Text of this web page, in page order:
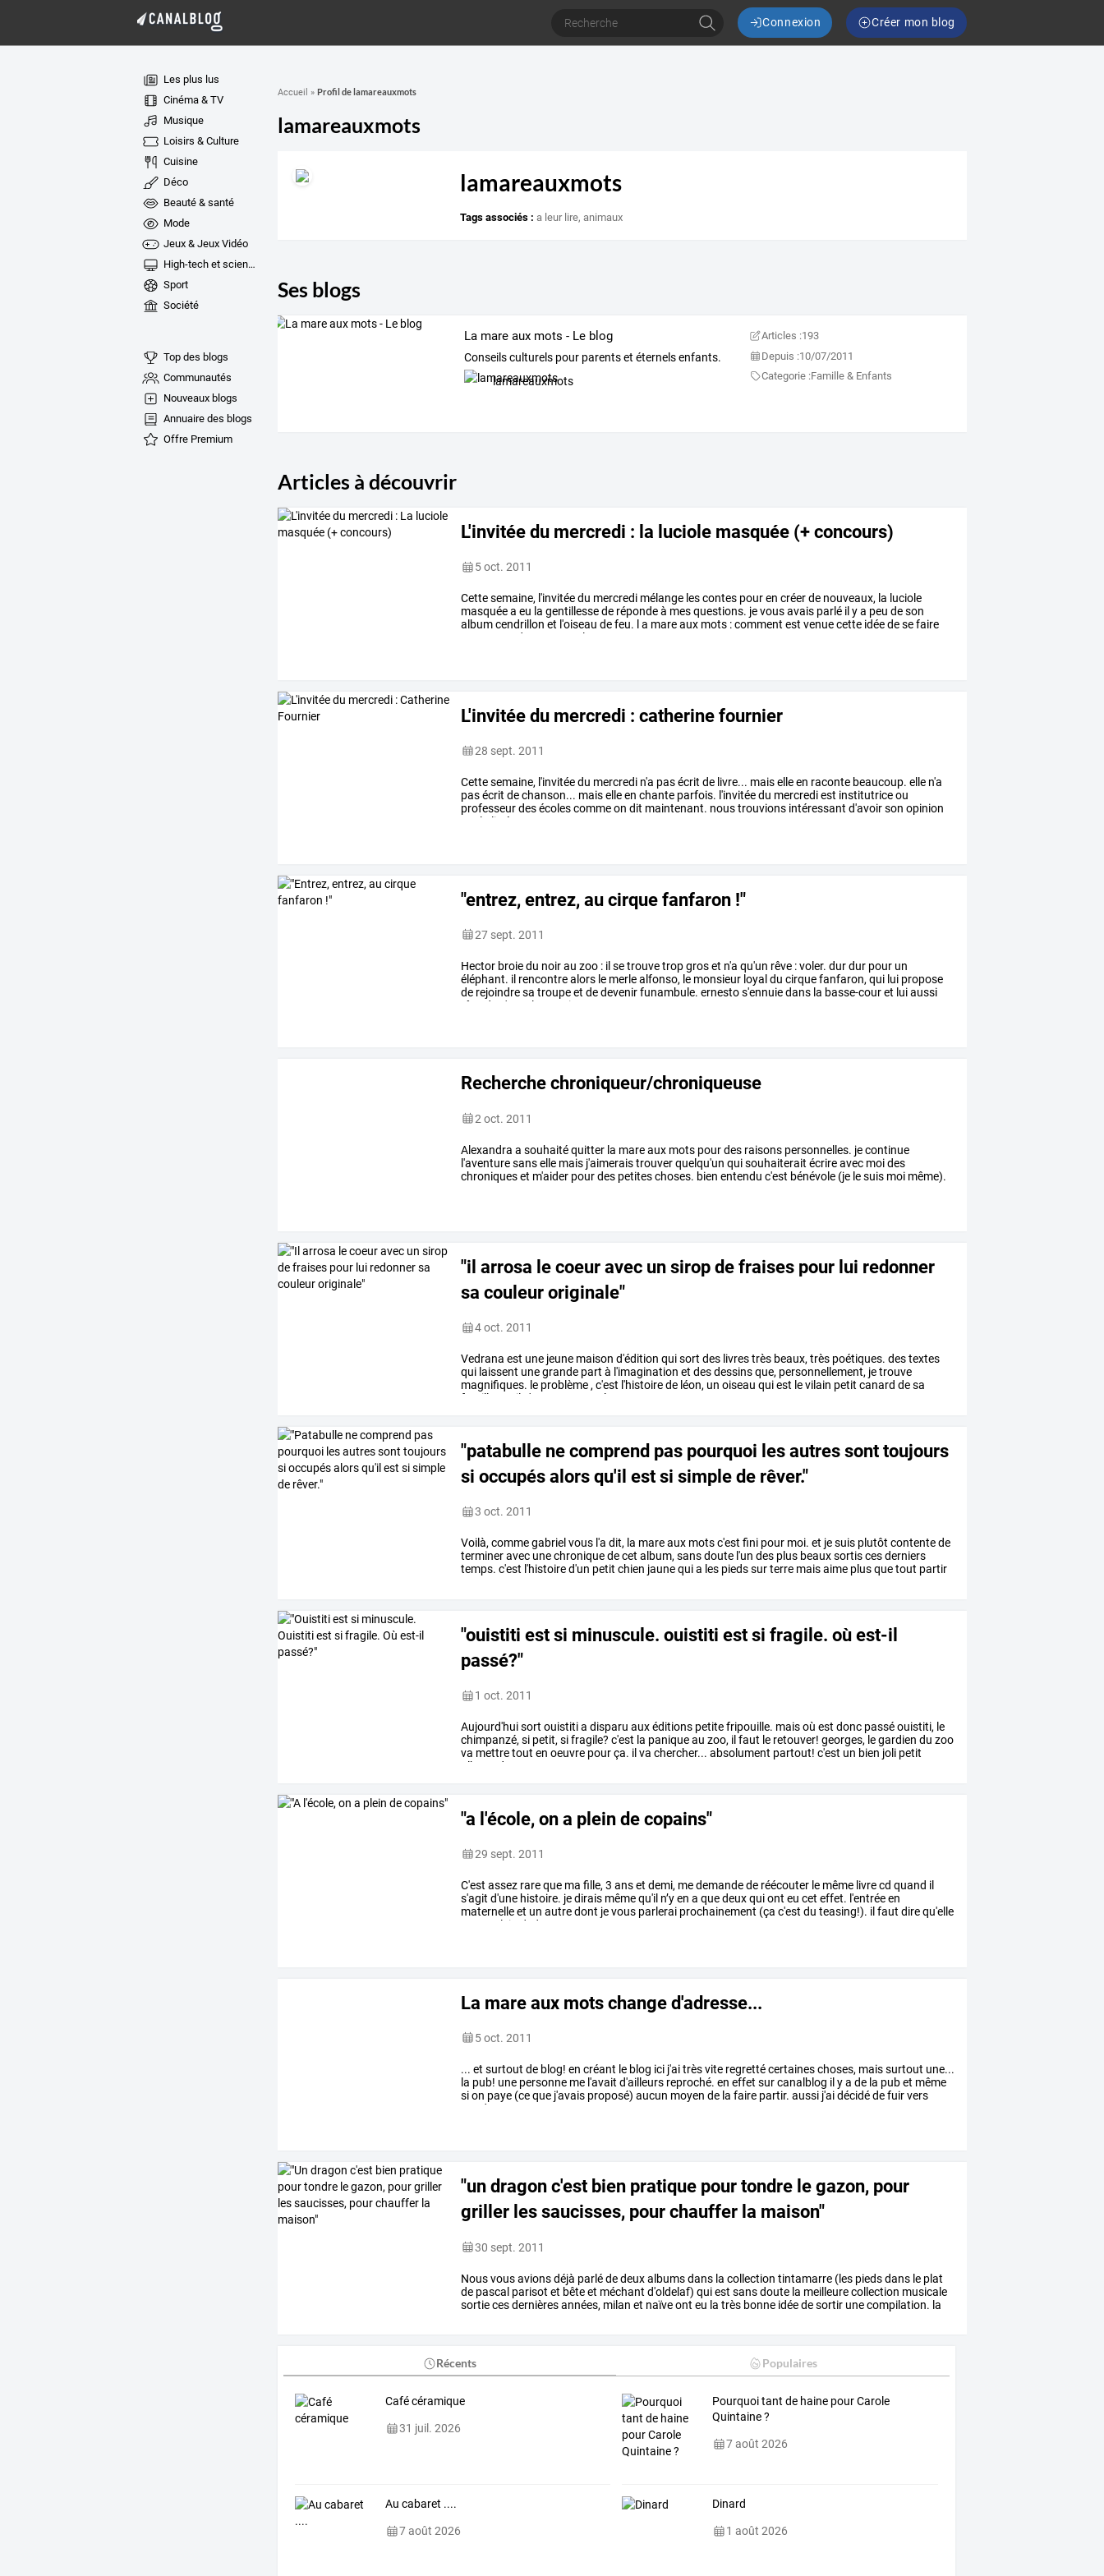
Connexion Créer mon blog
Les plus lus
Cinéma & TV
Musique
Loisirs & Culture
Cuisine
Déco
Beauté & santé
Mode
Jeux & Jeux Vidéo
High-tech et sciences
Sport
Société
Top des blogs
Communautés
Nouveaux blogs
Annuaire des blogs
Offre Premium
Accueil » Profil de lamareauxmots
lamareauxmots
lamareauxmots
Tags associés : a leur lire,animaux
Ses blogs
La mare aux mots - Le blog
Conseils culturels pour parents et éternels enfants.
lamareauxmots
Articles :193
Depuis :10/07/2011
Categorie :Famille & Enfants
Articles à découvrir
L'invitée du mercredi : la luciole masquée (+ concours)
5 oct. 2011
Cettesemaine, l'invitéedu mercredi mélange lescontes pouren créerde nouveaux, la luciole
masquéea eu la gentillessede répondeà mesquestions. jevousavais parlé il ya peu deson
albumcendrillon et l'oiseau defeu. a mareaux mots :comment est venuecette idéedesefaire
des la
L'invitée du mercredi : catherine fournier
28 sept. 2011
Cettesemaine, l'invitéedu mercredi n'a pasécrit de livre... maiselleen raconte beaucoup. elle n'a
pasécrit dechanson... maiselleen chante parfois. l'invitéedu mercrediest institutriceou
professeurdesécolescommeon dit maintenant. noustrouvions intéressant d'avoirson opinion
la littérature
"entrez, entrez, au cirque fanfaron !"
27 sept. 2011
Hector broiedu noirau zoo : il setrouvetropgroset n'a qu'un rêve :voler. durdur pour un
éléphant. il rencontrealors le merlealfonso, le monsieur loyal du cirquefanfaron, qui lui propose
de rejoindresa troupeet dedevenirfunambule. ernestos'ennuiedans la basse-couret luiaussi
rêve
de s'envoler mais
Recherche chroniqueur/chroniqueuse
2 oct. 2011
Alexandra a souhaitéquitter la mareaux mots pourdes raisons personnelles. jecontinue
l'aventuresanselle mais j'aimeraistrouverquelqu'un quisouhaiterait écrireavec moides
chroniqueset m'aider pourdes petiteschoses. bien entendu c'est bénévole (je lesuis moi même).
"il arrosa le coeur avec un sirop de fraises pour lui redonner
sa couleur originale"
4 oct. 2011
Vedrana est une jeune maison d'édition quisort des livrestrès beaux,très poétiques. destextes
qui laissent unegrande part à l'imagination et desdessinsque, personnellement, jetrouve
magnifiques. le problème,c'est l'histoirede léon, un oiseau quiest levilain petit canard desa
famille
il n'a les
"patabulle ne comprend pas pourquoi les autres sont toujours
si occupés alors qu'il est si simple de rêver."
3 oct. 2011
Voilà,commegabriel vous l'a dit, la mareaux motsc'est fini pour moi. et jesuis plutôt contentede
termineravec unechroniquedecet album,sansdoute l'un des plus beauxsortiscesderniers
temps. c'est l'histoired'un petit chien jaunequia les piedssurterre maisaime plusquetout partir
"ouistiti est si minuscule. ouistiti est si fragile. où est-il
passé?"
1 oct. 2011
Aujourd'huisort ouistitia disparu auxéditions petitefripouille. maisoù est donc passéouistiti, le
chimpanzé, si petit, sifragile? c'est la paniqueau zoo, il faut le retouver! georges, legardien du zoo
va mettretout en oeuvre pourça. il va chercher... absolument partout! c'est un bien joli petit
album,
dont
"a l'école, on a plein de copains"
29 sept. 2011
C'est assez rareque ma fille, 3 anset demi, medemandede réécouter le même livrecd quand il
s'agit d'une histoire. jedirais mêmequ'il n’yen a quedeuxquiont eu cet effet. l'entréeen
maternelleet un autredont jevous parlerai prochainement (ça c'est du teasing!). il faut direqu'elle
plein dedans
La mare aux mots change d'adresse...
5 oct. 2011
... et surtout de blog! en créant le blog ici j'aitrèsvite regrettécertaineschoses, maissurtout une...
la pub! une personne me l'avait d'ailleurs reproché. en effet surcanalblog il ya de la pubet même
sion paye (ceque j'avais proposé) aucun moyen de la faire partir. aussi j'aidécidédefuirvers
wordpress.
"un dragon c'est bien pratique pour tondre le gazon, pour
griller les saucisses, pour chauffer la maison"
30 sept. 2011
Nousvousavionsdéjà parlédedeuxalbumsdans la collection tintamarre (les piedsdans le plat
de pascal parisot et bêteet méchant d'oldelaf) quiest sansdoute la meilleurecollection musicale
sortiecesdernièresannées, milan et naïveont eu la très bonne idéedesortir unecompilation. la
Récents Populaires
Café céramique
31 juil. 2026
Pourquoi tant de haine pour Carole
Quintaine ?
7 août 2026
Au cabaret ....
7 août 2026
Dinard
1 août 2026